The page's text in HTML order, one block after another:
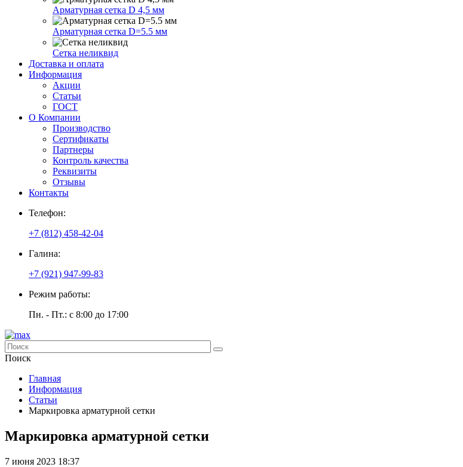
Арматурная сетка D 4,5 мм
Арматурная сетка D=5.5 мм
Сетка неликвид
Доставка и оплата
Информация
Акции
Статьи
ГОСТ
О Компании
Производство
Сертификаты
Партнеры
Контроль качества
Реквизиты
Отзывы
Контакты
Телефон:
+7 (812) 458-42-04
Галина:
+7 (921) 947-99-83
Режим работы:
Пн. - Пт.: с 8:00 до 17:00
Поиск
Главная
Информация
Статьи
Маркировка арматурной сетки
Маркировка арматурной сетки
7 июня 2023 18:37